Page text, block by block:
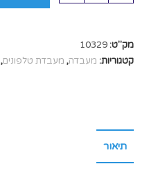
מק"ט:10329
קטגוריות: מעבדה, מעבדת טלפונים,
תיאור